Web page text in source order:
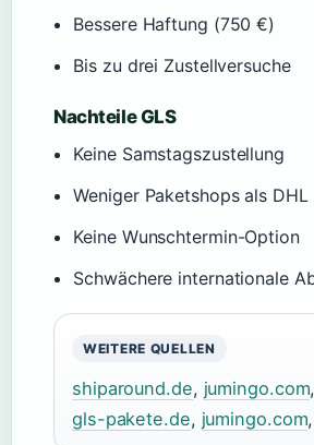
Bessere Haftung (750 €)
Bis zu drei Zustellversuche
Nachteile GLS
Keine Samstagszustellung
Weniger Paketshops als DHL
Keine Wunschtermin-Option
Schwächere internationale
WEITERE QUELLEN
shiparound.de, jumingo.com
gls-pakete.de, jumingo.com